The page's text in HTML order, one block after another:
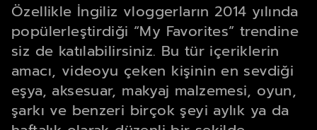
Özellikle İngiliz vloggerların 2014 yılında
popülerleştirdiği “My Favorites” trendine
siz de katılabilirsiniz. Bu tür içeriklerin
amacı, videoyu çeken kişinin en sevdiği
eşya, aksesuar, makyaj malzemesi, oyun,
şarkı ve benzeri birçok şeyi aylık ya da